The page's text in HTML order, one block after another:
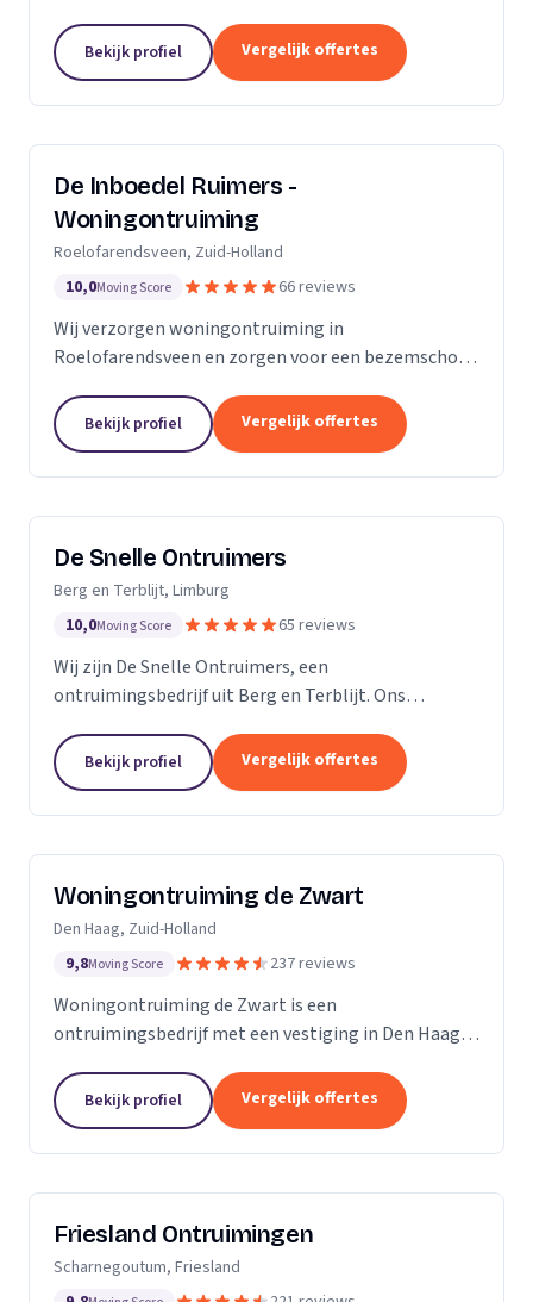
Bekijk profiel Vergelijk offertes
De Inboedel Ruimers -
Woningontruiming
Roelofarendsveen, Zuid-Holland
10,0Moving Score 66 reviews
Wij verzorgen woningontruiming in
Roelofarendsveen en zorgen voor een bezemschoon
Bekijk profiel Vergelijk offertes
De Snelle Ontruimers
Berg en Terblijt, Limburg
10,0Moving Score 65 reviews
Wij zijn De Snelle Ontruimers, een
ontruimingsbedrijf uit Berg en Terblijt. Ons
Bekijk profiel Vergelijk offertes
Woningontruiming de Zwart
Den Haag, Zuid-Holland
9,8Moving Score 237 reviews
Woningontruiming de Zwart is een
ontruimingsbedrijf met een vestiging in Den Haag.
Bekijk profiel Vergelijk offertes
Friesland Ontruimingen
Scharnegoutum, Friesland